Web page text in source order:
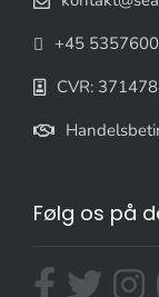
+45
CVR:
Følg os på